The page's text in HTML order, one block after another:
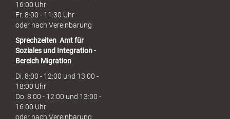
16:00 Uhr
Fr. 8:00 - 11:30 Uhr
oder nach Vereinbarung
Sprechzeiten Amt für
Soziales und Integration -
Bereich Migration
Di. 8:00 - 12:00 und 13:00 -
18:00 Uhr
Do. 8:00 - 12:00 und 13:00 -
16:00 Uhr
oder nach Vereinbarung